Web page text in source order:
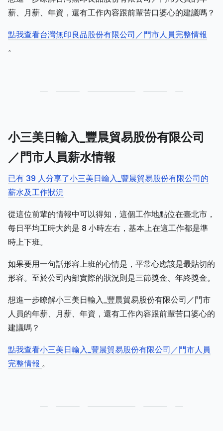
薪、月薪、年資，還有工作內容跟前輩苦口婆心的建議嗎？
點我查看台灣無印良品股份有限公司／門市人員完整情報
。
小三美日輸入_豐晨貿易股份有限公司
／門市人員薪水情報
已有 39 人分享了小三美日輸入_豐晨貿易股份有限公司的
薪水及工作狀況
從這位前輩的情報中可以得知，這個工作地點位在臺北市，
每日平均工時大約是 8 小時左右，基本上在這工作都是準
時上下班。
如果要用一句話形容上班的心情是，平常心應該是最貼切的
形容。至於公司內部實際的狀況則是三節獎金、年終獎金。
想進一步瞭解小三美日輸入_豐晨貿易股份有限公司／門市
人員的年薪、月薪、年資，還有工作內容跟前輩苦口婆心的
建議嗎？
點我查看小三美日輸入_豐晨貿易股份有限公司／門市人員
完整情報 。